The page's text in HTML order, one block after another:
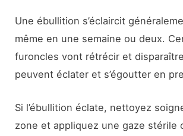
Une ébullition s’éclaircit
même en une semaine ou deux.
furoncles vont rétrécir et
peuvent éclater et s’égoutter en
Si l’ébullition éclate, nettoyez
zone et appliquez une gaze stérile